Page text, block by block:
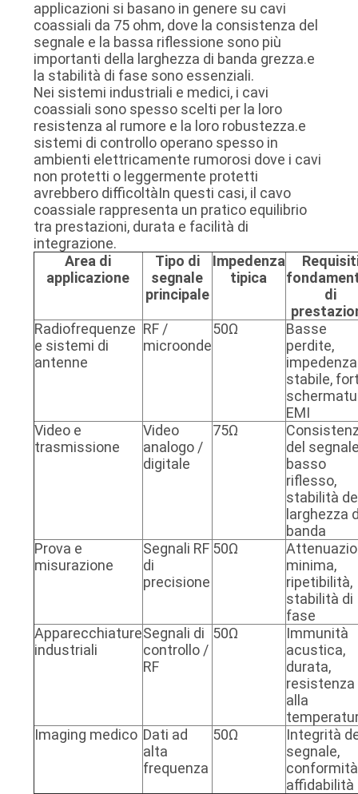
applicazioni si basano in genere su cavi
coassiali da 75 ohm, dove la consistenza del
segnale e la bassa riflessione sono più
importanti della larghezza di banda grezza.e
la stabilità di fase sono essenziali.
Nei sistemi industriali e medici, i cavi
coassiali sono spesso scelti per la loro
resistenza al rumore e la loro robustezza.e
sistemi di controllo operano spesso in
ambienti elettricamente rumorosi dove i cavi
non protetti o leggermente protetti
avrebbero difficoltàIn questi casi, il cavo
coassiale rappresenta un pratico equilibrio
tra prestazioni, durata e facilità di
integrazione.
Area di
applicazione
Tipo di
segnale
principale
Impedenza
tipica
di
Radiofrequenze
e sistemi di
antenne
RF /
microonde
50Ω
Basse
perdite,
impedenza
stabile,
EMI
Video e
trasmissione
Video
analogo /
digitale
75Ω
del
basso
riflesso,
stabilità
larghezza
banda
Prova e
misurazione
Segnali RF
di
precisione
50Ω
minima,
ripetibilità,
stabilità di
fase
Apparecchiature
industriali
Segnali di
controllo /
RF
50Ω
Immunità
acustica,
durata,
resistenza
alla
Imaging medico Dati ad
alta
frequenza
50Ω
Integrità
segnale,
affidabilità